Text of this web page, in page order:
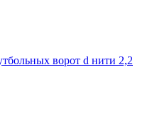
ворот d нити 2,2